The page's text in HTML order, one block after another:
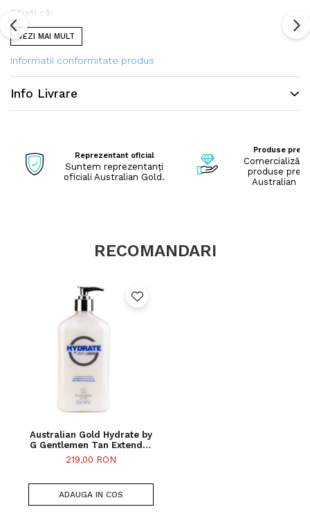
Ştiaţi că:
aceasta este o loţiune marca Australian Gold din
gama G Gentlemen
conţine un Complex unic formulat în mod specific
timp ce blochează umiditatea, pentru o hidratare care
VEZI MAI MULT
Informatii conformitate produs
Info Livrare
Reprezentant oficial
Suntem reprezentanți
oficiali Australian Gold.
Produse
produse
Australian
RECOMANDARI
Australian Gold Hydrate by
G Gentlemen Tan Extender
Flacon - 535ml
219,00 RON
ADAUGA IN COS